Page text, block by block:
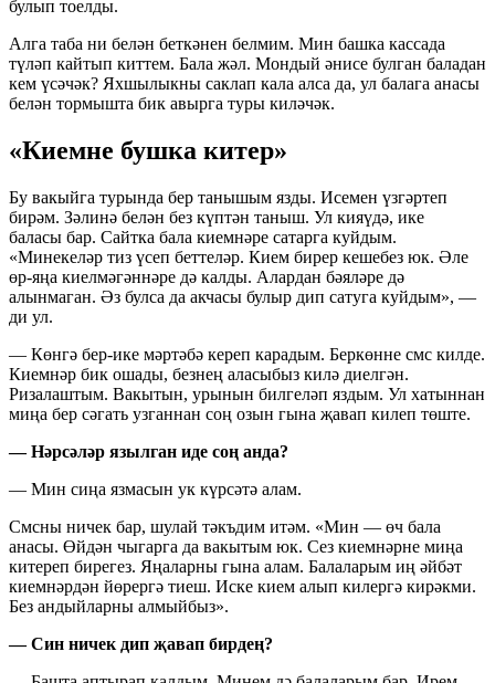
булып тоелды.
Алга таба ни белән беткәнен белмим. Мин башка кассада
түләп кайтып киттем. Бала жәл. Мондый әнисе булган баладан
кем үсәчәк? Яхшылыкны саклап кала алса да, ул балага анасы
белән тормышта бик авырга туры киләчәк.
«Киемне бушка китер»
Бу вакыйга турында бер танышым язды. Исемен үзгәртеп
бирәм. Зәлинә белән без күптән таныш. Ул кияүдә, ике
баласы бар. Сайтка бала киемнәре сатарга куйдым.
«Минекеләр тиз үсеп беттеләр. Кием бирер кешебез юк. Әле
өр-яңа киелмәгәннәре дә калды. Алардан бәяләре дә
алынмаган. Әз булса да акчасы булыр дип сатуга куйдым», —
ди ул.
— Көнгә бер-ике мәртәбә кереп карадым. Беркөнне смс килде.
Киемнәр бик ошады, безнең аласыбыз килә диелгән.
Ризалаштым. Вакытын, урынын билгеләп яздым. Ул хатыннан
миңа бер сәгать узганнан соң озын гына җавап килеп төште.
— Нәрсәләр язылган иде соң анда?
— Мин сиңа язмасын ук күрсәтә алам.
Смсны ничек бар, шулай тәкъдим итәм. «Мин — өч бала
анасы. Өйдән чыгарга да вакытым юк. Сез киемнәрне миңа
китереп бирегез. Яңаларны гына алам. Балаларым иң әйбәт
киемнәрдән йөрергә тиеш. Иске кием алып килергә кирәкми.
Без андыйларны алмыйбыз».
— Син ничек дип җавап бирдең?